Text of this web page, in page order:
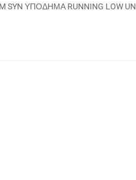
SYN ΥΠΟΔΗΜΑ RUNNING LOW